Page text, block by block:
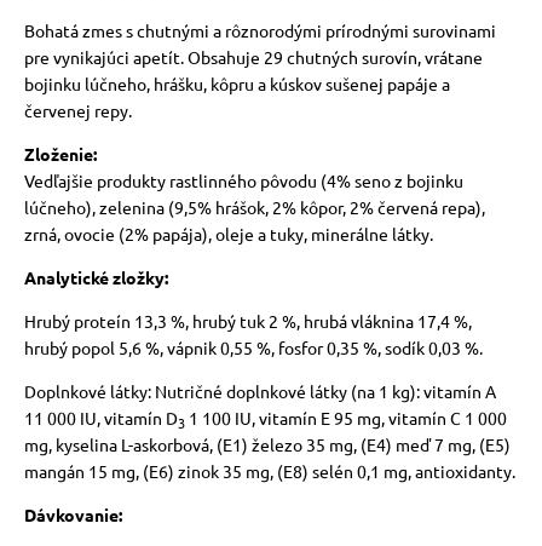
Bohatá zmes s chutnými a rôznorodými prírodnými surovinami
pre vynikajúci apetít.Obsahuje 29 chutných surovín, vrátane
bojinku lúčneho, hrášku, kôpru a kúskov sušenej papáje a
červenej repy.
Zloženie:
Vedľajšie produkty rastlinného pôvodu (4% seno z bojinku
lúčneho), zelenina (9,5% hrášok, 2% kôpor, 2% červená repa),
zrná, ovocie (2% papája), oleje a tuky, minerálne látky.
Analytické zložky:
Hrubý proteín 13,3 %, hrubý tuk 2 %, hrubá vláknina 17,4 %,
hrubý popol 5,6 %, vápnik 0,55 %, fosfor 0,35 %, sodík 0,03 %.
Doplnkové látky: Nutričné doplnkové látky (na 1 kg): vitamín A
11 000 IU, vitamín D3 1 100 IU, vitamín E 95 mg, vitamín C 1 000
mg, kyselina L-askorbová, (E1) železo 35 mg, (E4) meď 7 mg, (E5)
mangán 15 mg, (E6) zinok 35 mg, (E8) selén 0,1 mg, antioxidanty.
Dávkovanie: